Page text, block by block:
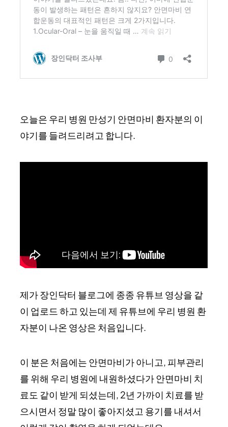
오늘은 우리 병원 만성기 안면마비 환자분의 이
야기를 들려드리려고 합니다.
제가 장인닥터 블로그에 종종 유튜브 영상을 같
이 업로드 하고 있는데 제 유튜브에 우리 병원 환
자분이 나온 영상은 처음입니다.
이 분은 처음에는 안면마비가 아니고, 피부관리
를 위해 우리 병원에 내원하셨다가 안면마비 치
료도 같이 받게 되셨는데, 2년 가까이 치료를 받
으시면서 정말 많이 좋아지셨고 용기를 내셔서